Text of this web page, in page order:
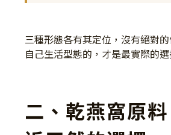
三種形態各有其定位，沒有絕對
自己生活型態的，才是最實際的選
二、乾燕窩原